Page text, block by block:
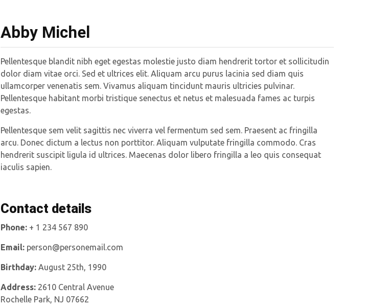
Abby Michel
Pellentesque blandit nibh eget egestas molestie justo diam hendrerit tortor et sollicitudin
dolor diam vitae orci. Sed et ultrices elit. Aliquam arcu purus lacinia sed diam quis
ullamcorper venenatis sem. Vivamus aliquam tincidunt mauris ultricies pulvinar.
Pellentesque habitant morbi tristique senectus et netus et malesuada fames ac turpis
egestas.
Pellentesque sem velit sagittis nec viverra vel fermentum sed sem. Praesent ac fringilla
arcu. Donec dictum a lectus non porttitor. Aliquam vulputate fringilla commodo. Cras
hendrerit suscipit ligula id ultrices. Maecenas dolor libero fringilla a leo quis consequat
iaculis sapien.
Contact details
Phone:+ 1 234 567 890
Email:person@personemail.com
Birthday:August 25th, 1990
Address:2610 Central Avenue
Rochelle Park, NJ 07662